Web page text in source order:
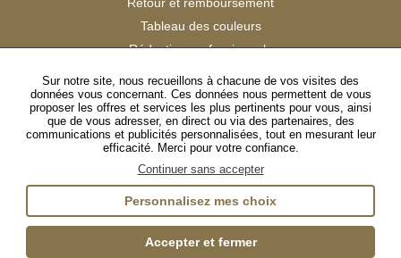
Tableau des couleurs
Réduction professionnels
Satisfaction Clients
SUIVEZ-NOUS
InstagramTikTokFacebookYouTubeLinkedIn
Gestion des cookies
Sur notre site, nous recueillons à chacune de vos visites des
données vous concernant. Ces données nous permettent de vous
proposer les offres et services les plus pertinents pour vous, ainsi
que de vous adresser, en direct ou via des partenaires, des
communications et publicités personnalisées, tout en mesurant leur
efficacité. Merci pour votre confiance.
Continuer sans accepter
Personnalisez mes choix
Accepter et fermer